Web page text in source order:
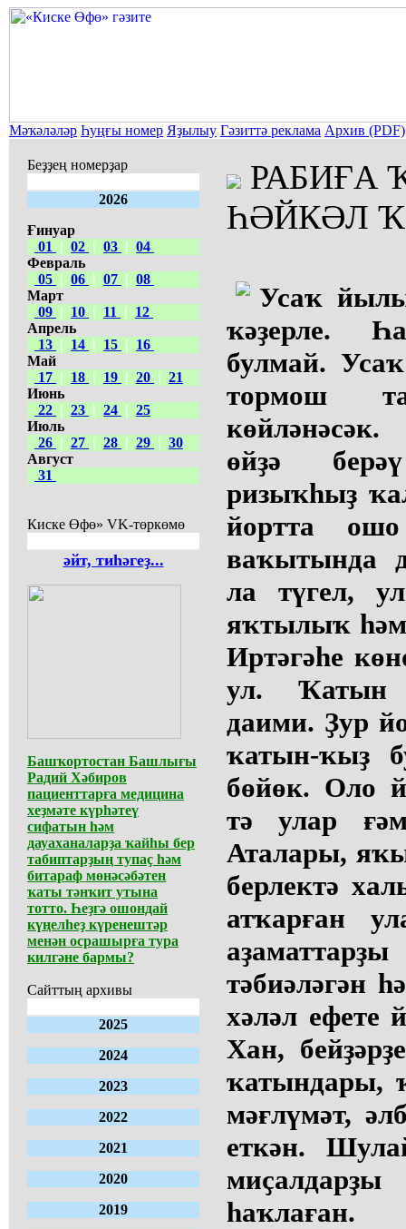
Мәҡәләләр Һуңғы номер Яҙылыу Гәзиттә реклама Архив (PDF)
Беҙҙең номерҙар
2026
Ғинуар
01
| 02 | 03 | 04
Февраль
05 | 06 | 07 | 08
Март
09 | 10 | 11 |
12
Апрель
13 | 14 | 15 |
16
Май
17 | 18 | 19 | 20 | 21
Июнь
22 | 23 | 24 | 25
Июль
26 | 27 | 28 | 29 | 30
Август
31
Киске Өфө» VK-төркөмө
әйт, тиһәгеҙ...
Башҡортостан Башлығы
Радий Хәбиров
пациенттарға медицина
хеҙмәте күрһәтеү
сифатын һәм
дауаханаларҙа ҡайһы бер
табиптарҙың тупаҫ һәм
битараф мөнәсәбәтен
ҡаты тәнҡит утына
тотто. Һеҙгә ошондай
күңелһеҙ күренештәр
менән осрашырға тура
килгәне бармы?
Сайттың архивы
2025
2024
2023
2022
2021
2020
2019
РАБИҒА
ҺӘЙКӘЛ
Усаҡ
ҡәҙерле.
булмай.
тормош
өйҙә
ризыҡһыҙ
йортта
ваҡытында
ла түгел,
яҡтылыҡ
Иртәгәһе
ул. Ҡатын
даими. Ҙур
ҡатын-ҡыҙ
бөйөк. Оло
тә улар
Аталары,
берлектә
атҡарған
тәбиәләгән
хәләл ефете
Хан,
ҡатындары,
мәғлүмәт,
еткән.
һаҡлаған.